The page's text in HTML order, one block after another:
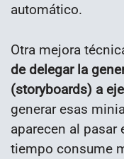
automático.
Otra mejora
de delegar la
(storyboards) a
generar esas
aparecen al pasar
tiempo consume